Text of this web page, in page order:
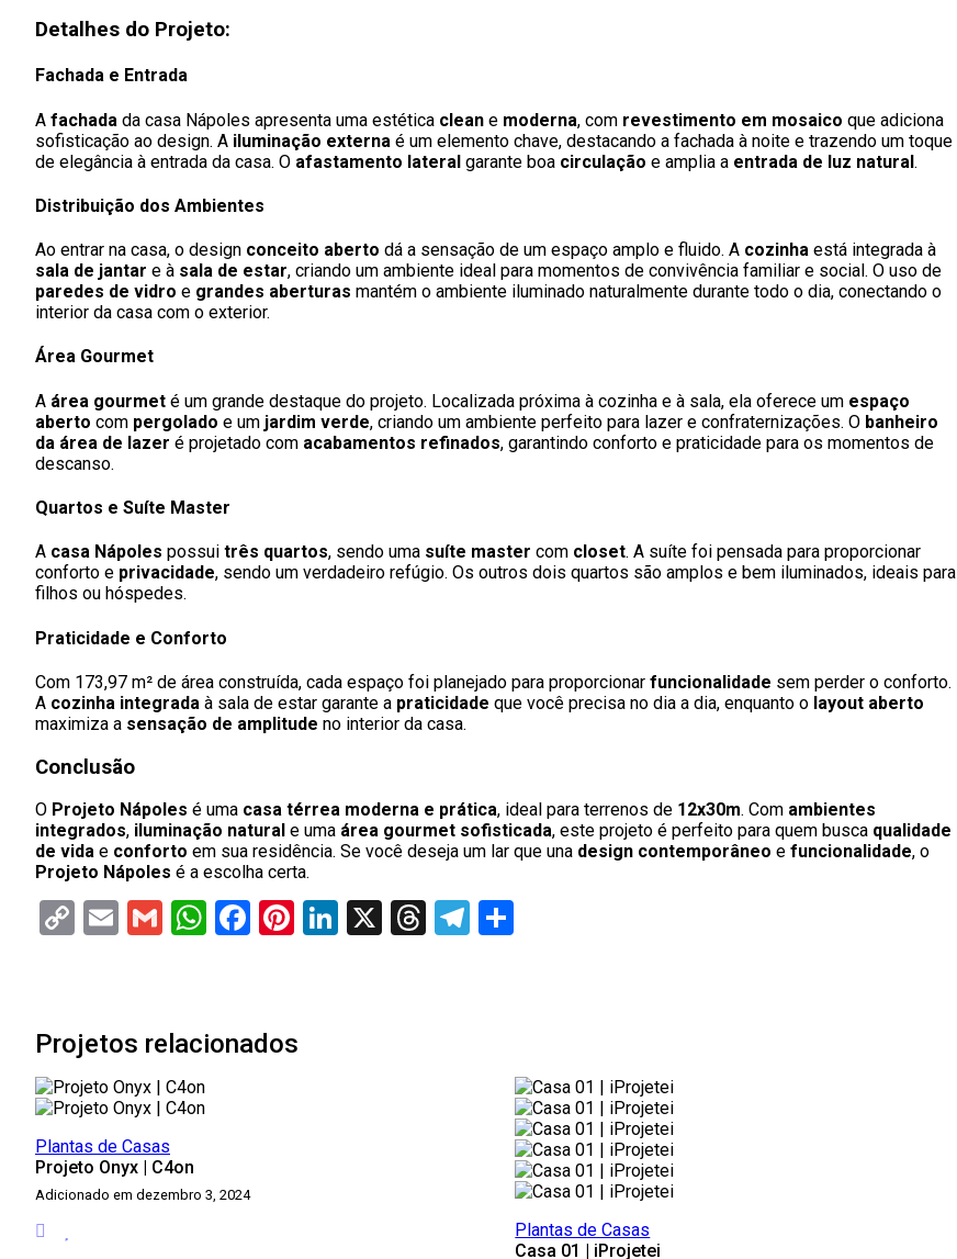
Detalhes do Projeto:
Fachada e Entrada
A fachada da casa Nápoles apresenta uma estética clean e moderna, com revestimento em mosaico que adiciona
sofisticação ao design. A iluminação externa é um elemento chave, destacando a fachada à noite e trazendo um toque
de elegância à entrada da casa. O afastamento lateral garante boa circulação e amplia a entrada de luz natural.
Distribuição dos Ambientes
Ao entrar na casa, o design conceito aberto dá a sensação de um espaço amplo e fluido. A cozinha está integrada à
sala de jantar e à sala de estar, criando um ambiente ideal para momentos de convivência familiar e social. O uso de
paredes de vidro e grandes aberturas mantém o ambiente iluminado naturalmente durante todo o dia, conectando o
interior da casa com o exterior.
Área Gourmet
A área gourmet é um grande destaque do projeto. Localizada próxima à cozinha e à sala, ela oferece um espaço
aberto com pergolado e um jardim verde, criando um ambiente perfeito para lazer e confraternizações. O banheiro
da área de lazer é projetado com acabamentos refinados, garantindo conforto e praticidade para os momentos de
descanso.
Quartos e Suíte Master
A casa Nápoles possui três quartos, sendo uma suíte master com closet. A suíte foi pensada para proporcionar
conforto e privacidade, sendo um verdadeiro refúgio. Os outros dois quartos são amplos e bem iluminados, ideais para
filhos ou hóspedes.
Praticidade e Conforto
Com 173,97 m² de área construída, cada espaço foi planejado para proporcionar funcionalidade sem perder o conforto.
A cozinha integrada à sala de estar garante a praticidade que você precisa no dia a dia, enquanto o layout aberto
maximiza a sensação de amplitude no interior da casa.
Conclusão
O Projeto Nápoles é uma casa térrea moderna e prática, ideal para terrenos de 12x30m. Com ambientes
integrados, iluminação natural e uma área gourmet sofisticada, este projeto é perfeito para quem busca qualidade
de vida e conforto em sua residência. Se você deseja um lar que una design contemporâneo e funcionalidade, o
Projeto Nápoles é a escolha certa.
CopyEmailGmailWhatsApp
Facebook
Pinterest
LinkedIn
X Threads
Telegram
Projetos relacionados
Plantas de Casas
Projeto Onyx | C4on
Adicionado em dezembro 3, 2024
Plantas de Casas
Casa 01 | iProjetei